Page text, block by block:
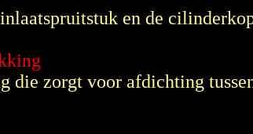
en de
die zorgt voor afdichting